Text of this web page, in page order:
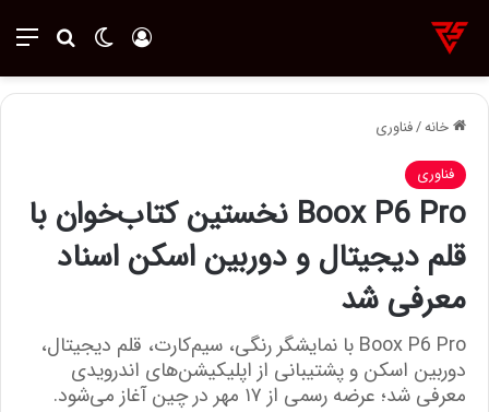
تغییر پوسته ورود
خانه/فناوری
فناوری
Boox P6 Pro نخستین کتاب‌خوان با
قلم دیجیتال و دوربین اسکن اسناد
معرفی شد
Boox P6 Pro با نمایشگر رنگی، سیم‌کارت، قلم دیجیتال،
دوربین اسکن و پشتیبانی از اپلیکیشن‌های اندرویدی
معرفی شد؛ عرضه رسمی از ۱۷ مهر در چین آغاز می‌شود.